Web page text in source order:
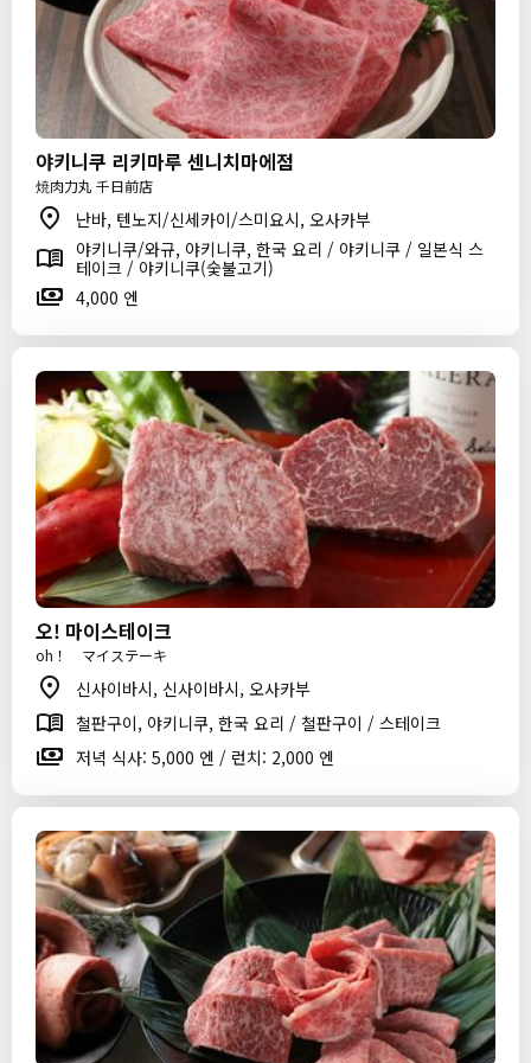
야키니쿠 리키마루 센니치마에점
焼肉力丸 千日前店
난바, 텐노지/신세카이/스미요시, 오사카부
야키니쿠/와규, 야키니쿠, 한국 요리 / 야키니쿠 / 일본식 스
테이크 / 야키니쿠(숯불고기)
4,000 엔
오! 마이스테이크
oh！ マイステーキ
신사이바시, 신사이바시, 오사카부
철판구이, 야키니쿠, 한국 요리 / 철판구이 / 스테이크
저녁 식사: 5,000 엔 / 런치: 2,000 엔